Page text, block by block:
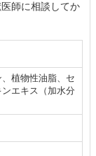
師に相談してか
植物性油脂、セ
エキス（加水分